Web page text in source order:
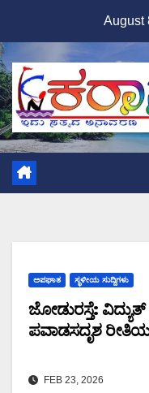
content
August
ಅಪಘಾತ ಸ್ಥಳೀಯ ಸುದ್ದಿಗಳು
ಜೋಡುರಸ್ತೆ: ವಿದ್ಯುತ್
ಪವಾಡಸದೃಶ
FEB 23, 2026